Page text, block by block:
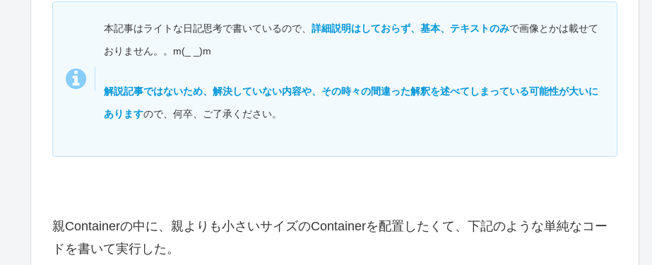
本記事はライトな日記思考で書いているので、 詳細説明はしておらず、基本、テキストのみで画像とかは載せて
おりません。。m(_ _)m
解説記事ではないため、解決していない内容や、その時々の間違った解釈を述べてしまっている可能性が大いに
ありますので、何卒、ご了承ください。
親Containerの中に、親よりも小さいサイズのContainerを配置したくて、下記のような単純なコー
ドを書いて実行した。